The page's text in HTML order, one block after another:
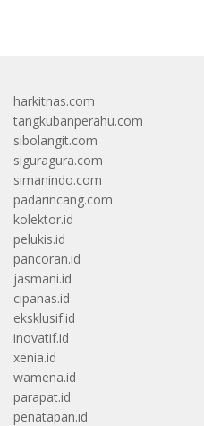
harkitnas.com
tangkubanperahu.com
sibolangit.com
siguragura.com
simanindo.com
padarincang.com
kolektor.id
pelukis.id
pancoran.id
jasmani.id
cipanas.id
eksklusif.id
inovatif.id
xenia.id
wamena.id
parapat.id
penatapan.id